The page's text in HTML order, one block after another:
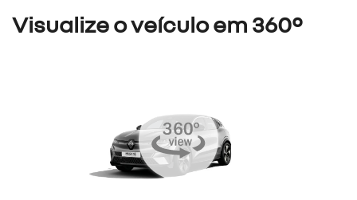
Visualize o veículo em 360°